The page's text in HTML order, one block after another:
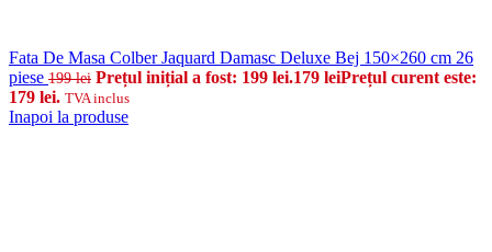
Fata De Masa Colber Jaquard Damasc Deluxe Bej 150×260 cm 26
piese 199lei Prețul inițial a fost: 199 lei.179 leiPrețul curent este:
179 lei. TVA inclus
Inapoi la produse